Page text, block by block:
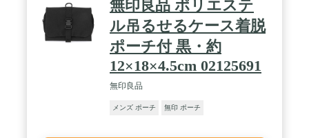
無印良品 ポリエステ
ル吊るせるケース着脱
ポーチ付 黒・約
12×18×4.5cm 02125691
無印良品
メンズ ポーチ 無印 ポーチ